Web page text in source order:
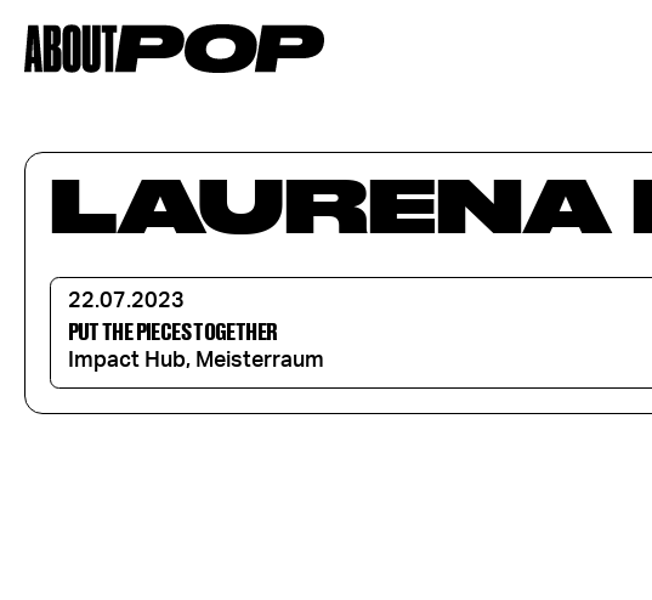
LAURENA
22.07.2023
PUT THE PIECES TOGETHER
Impact Hub, Meisterraum